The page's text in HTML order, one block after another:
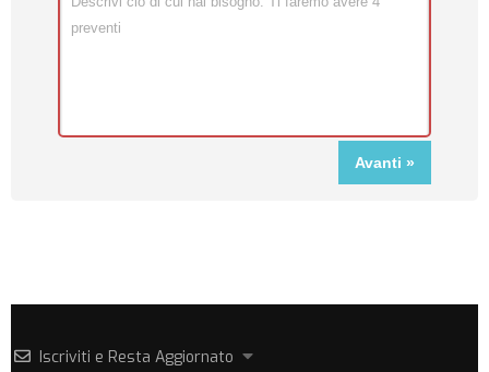
Iscriviti e Resta Aggiornato